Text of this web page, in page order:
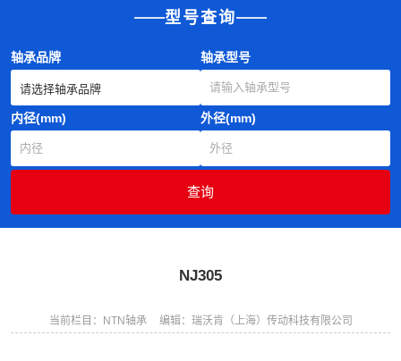
型号查询
轴承品牌 轴承型号
内径(mm) 外径(mm)
NJ305
当前栏目：NTN轴承 编辑：瑞沃肯（上海）传动科技有限公司